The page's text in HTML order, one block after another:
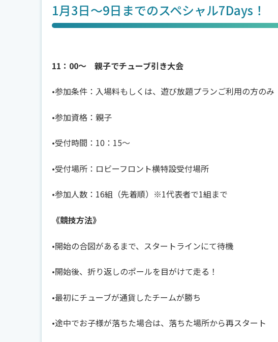
1月3日～9日までのスペシャル7Days！
11：00～ 親子でチューブ引き大会
•参加条件：入場料もしくは、遊び放題プランご利用の方のみ
•参加資格：親子
•受付時間：10：15～
•受付場所：ロビーフロント横特設受付場所
•参加人数：16組（先着順）※1代表者で1組まで
《競技方法》
•開始の合図があるまで、スタートラインにて待機
•開始後、折り返しのポールを目がけて走る！
•最初にチューブが通貨したチームが勝ち
•途中でお子様が落ちた場合は、落ちた場所から再スタート